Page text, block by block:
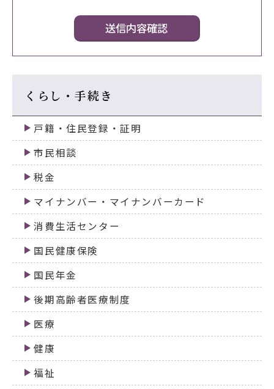
くらし・手続き
戸籍・住民登録・証明
市民相談
税金
マイナンバー・マイナンバーカード
消費生活センター
国民健康保険
国民年金
後期高齢者医療制度
医療
健康
福祉